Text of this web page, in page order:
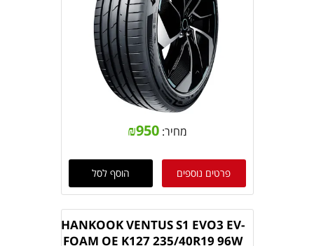
מחיר: ₪950
פרטים נוספים הוסף לסל
HANKOOK VENTUS S1 EVO3 EV-
FOAM OE K127 235/40R19 96W